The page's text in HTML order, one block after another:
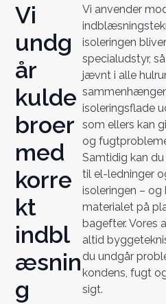
Vi
undg
år
kulde
broer
med
korre
kt
indbl
æsnin
g
Vi anvender
isoleringen
specialudstyr,
jævnt i alle
isoleringsflade
som ellers kan
og
Samtidig kan
til el-ledninger
isoleringen –
materialet på
bagefter. Vores
altid
du undgår
kondens, fugt
sigt.